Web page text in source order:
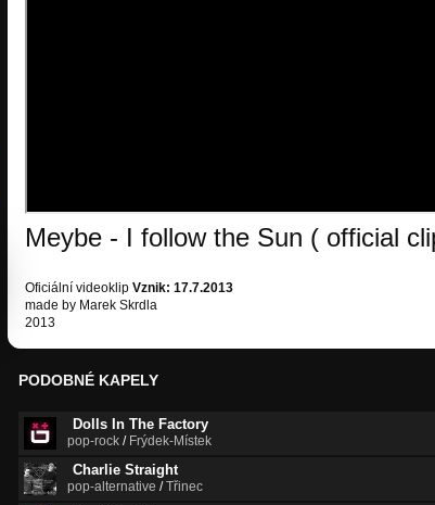
Meybe - I follow the Sun ( official
Oficiální videoklip Vznik: 17.7.2013
made by Marek Skrdla
2013
PODOBNÉ KAPELY
Dolls In The Factory
pop-rock / Frýdek-Místek
Charlie Straight
pop-alternative /Třinec